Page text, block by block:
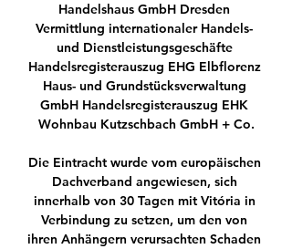
Handelshaus GmbH Dresden
Vermittlung internationaler Handels-
und Dienstleistungsgeschäfte
Handelsregisterauszug EHG Elbflorenz
Haus- und Grundstücksverwaltung
GmbH Handelsregisterauszug EHK
Wohnbau Kutzschbach GmbH + Co.
Die Eintracht wurde vom europäischen
Dachverband angewiesen, sich
innerhalb von 30 Tagen mit Vitória in
Verbindung zu setzen, um den von
ihren Anhängern verursachten Schaden